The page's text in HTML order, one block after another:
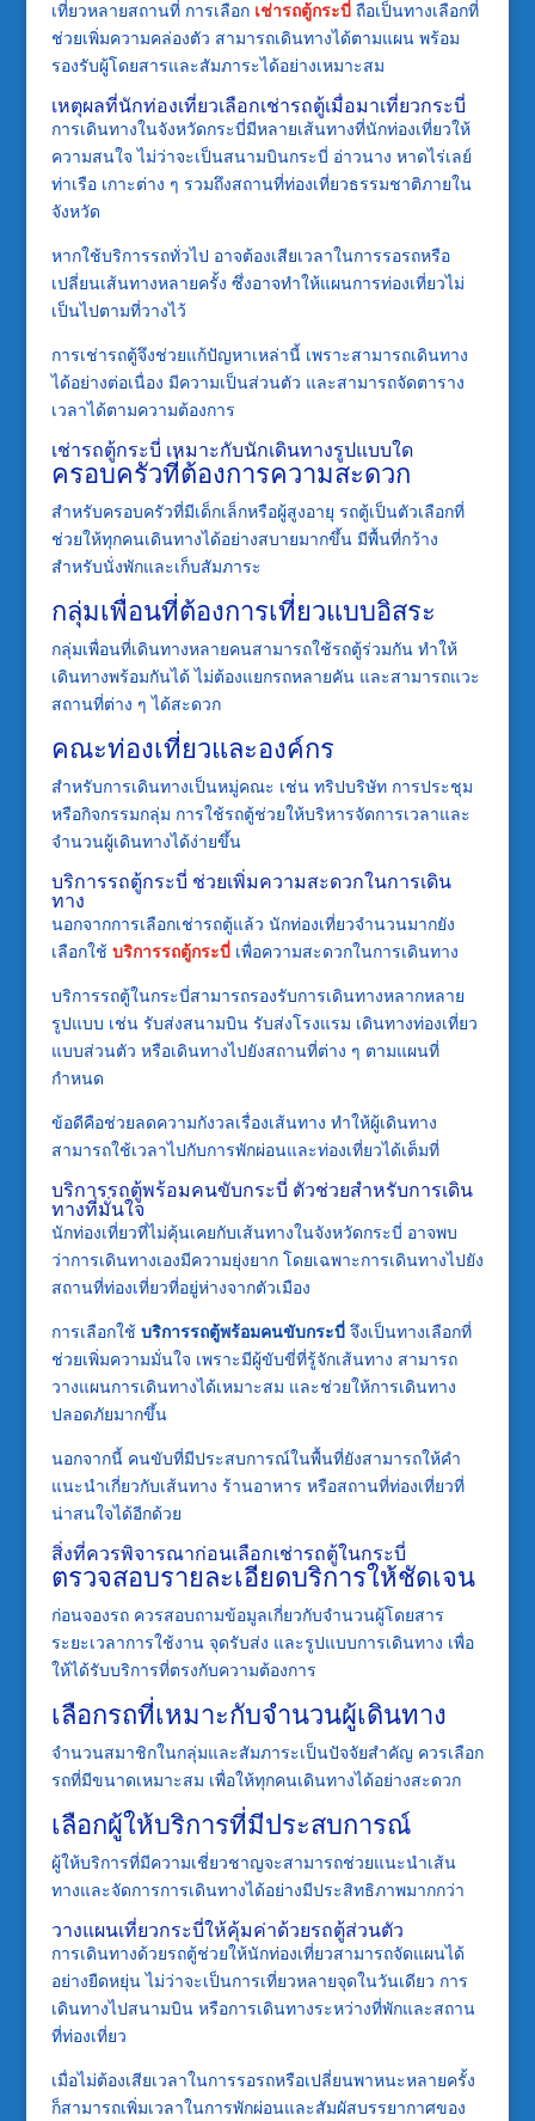
เที่ยวหลายสถานที่ การเลือก เช่ารถตู้กระบี่ถือเป็นทางเลือกที่
ช่วยเพิ่มความคล่องตัว สามารถเดินทางได้ตามแผน พร้อม
รองรับผู้โดยสารและสัมภาระได้อย่างเหมาะสม
เหตุผลที่นักท่องเที่ยวเลือกเช่ารถตู้เมื่อมาเที่ยวกระบี่
การเดินทางในจังหวัดกระบี่มีหลายเส้นทางที่นักท่องเที่ยวให้
ความสนใจ ไม่ว่าจะเป็นสนามบินกระบี่ อ่าวนาง หาดไร่เลย์
ท่าเรือ เกาะต่าง ๆ รวมถึงสถานที่ท่องเที่ยวธรรมชาติภายใน
จังหวัด
หากใช้บริการรถทั่วไป อาจต้องเสียเวลาในการรอรถหรือ
เปลี่ยนเส้นทางหลายครั้ง ซึ่งอาจทำให้แผนการท่องเที่ยวไม่
เป็นไปตามที่วางไว้
การเช่ารถตู้จึงช่วยแก้ปัญหาเหล่านี้ เพราะสามารถเดินทาง
ได้อย่างต่อเนื่อง มีความเป็นส่วนตัว และสามารถจัดตาราง
เวลาได้ตามความต้องการ
เช่ารถตู้กระบี่ เหมาะกับนักเดินทางรูปแบบใด
ครอบครัวที่ต้องการความสะดวก
สำหรับครอบครัวที่มีเด็กเล็กหรือผู้สูงอายุ รถตู้เป็นตัวเลือกที่
ช่วยให้ทุกคนเดินทางได้อย่างสบายมากขึ้น มีพื้นที่กว้าง
สำหรับนั่งพักและเก็บสัมภาระ
กลุ่มเพื่อนที่ต้องการเที่ยวแบบอิสระ
กลุ่มเพื่อนที่เดินทางหลายคนสามารถใช้รถตู้ร่วมกัน ทำให้
เดินทางพร้อมกันได้ ไม่ต้องแยกรถหลายคัน และสามารถแวะ
สถานที่ต่าง ๆ ได้สะดวก
คณะท่องเที่ยวและองค์กร
สำหรับการเดินทางเป็นหมู่คณะ เช่น ทริปบริษัท การประชุม
หรือกิจกรรมกลุ่ม การใช้รถตู้ช่วยให้บริหารจัดการเวลาและ
จำนวนผู้เดินทางได้ง่ายขึ้น
บริการรถตู้กระบี่ ช่วยเพิ่มความสะดวกในการเดิน
ทาง
นอกจากการเลือกเช่ารถตู้แล้ว นักท่องเที่ยวจำนวนมากยัง
เลือกใช้ บริการรถตู้กระบี่เพื่อความสะดวกในการเดินทาง
บริการรถตู้ในกระบี่สามารถรองรับการเดินทางหลากหลาย
รูปแบบ เช่น รับส่งสนามบิน รับส่งโรงแรม เดินทางท่องเที่ยว
แบบส่วนตัว หรือเดินทางไปยังสถานที่ต่าง ๆ ตามแผนที่
กำหนด
ข้อดีคือช่วยลดความกังวลเรื่องเส้นทาง ทำให้ผู้เดินทาง
สามารถใช้เวลาไปกับการพักผ่อนและท่องเที่ยวได้เต็มที่
บริการรถตู้พร้อมคนขับกระบี่ ตัวช่วยสำหรับการเดิน
ทางที่มั่นใจ
นักท่องเที่ยวที่ไม่คุ้นเคยกับเส้นทางในจังหวัดกระบี่ อาจพบ
ว่าการเดินทางเองมีความยุ่งยาก โดยเฉพาะการเดินทางไปยัง
สถานที่ท่องเที่ยวที่อยู่ห่างจากตัวเมือง
การเลือกใช้ บริการรถตู้พร้อมคนขับกระบี่จึงเป็นทางเลือกที่
ช่วยเพิ่มความมั่นใจ เพราะมีผู้ขับขี่ที่รู้จักเส้นทาง สามารถ
วางแผนการเดินทางได้เหมาะสม และช่วยให้การเดินทาง
ปลอดภัยมากขึ้น
นอกจากนี้ คนขับที่มีประสบการณ์ในพื้นที่ยังสามารถให้คำ
แนะนำเกี่ยวกับเส้นทาง ร้านอาหาร หรือสถานที่ท่องเที่ยวที่
น่าสนใจได้อีกด้วย
สิ่งที่ควรพิจารณาก่อนเลือกเช่ารถตู้ในกระบี่
ตรวจสอบรายละเอียดบริการให้ชัดเจน
ก่อนจองรถ ควรสอบถามข้อมูลเกี่ยวกับจำนวนผู้โดยสาร
ระยะเวลาการใช้งาน จุดรับส่ง และรูปแบบการเดินทาง เพื่อ
ให้ได้รับบริการที่ตรงกับความต้องการ
เลือกรถที่เหมาะกับจำนวนผู้เดินทาง
จำนวนสมาชิกในกลุ่มและสัมภาระเป็นปัจจัยสำคัญ ควรเลือก
รถที่มีขนาดเหมาะสม เพื่อให้ทุกคนเดินทางได้อย่างสะดวก
เลือกผู้ให้บริการที่มีประสบการณ์
ผู้ให้บริการที่มีความเชี่ยวชาญจะสามารถช่วยแนะนำเส้น
ทางและจัดการการเดินทางได้อย่างมีประสิทธิภาพมากกว่า
วางแผนเที่ยวกระบี่ให้คุ้มค่าด้วยรถตู้ส่วนตัว
การเดินทางด้วยรถตู้ช่วยให้นักท่องเที่ยวสามารถจัดแผนได้
อย่างยืดหยุ่น ไม่ว่าจะเป็นการเที่ยวหลายจุดในวันเดียว การ
เดินทางไปสนามบิน หรือการเดินทางระหว่างที่พักและสถาน
ที่ท่องเที่ยว
เมื่อไม่ต้องเสียเวลาในการรอรถหรือเปลี่ยนพาหนะหลายครั้ง
ก็สามารถเพิ่มเวลาในการพักผ่อนและสัมผัสบรรยากาศของ